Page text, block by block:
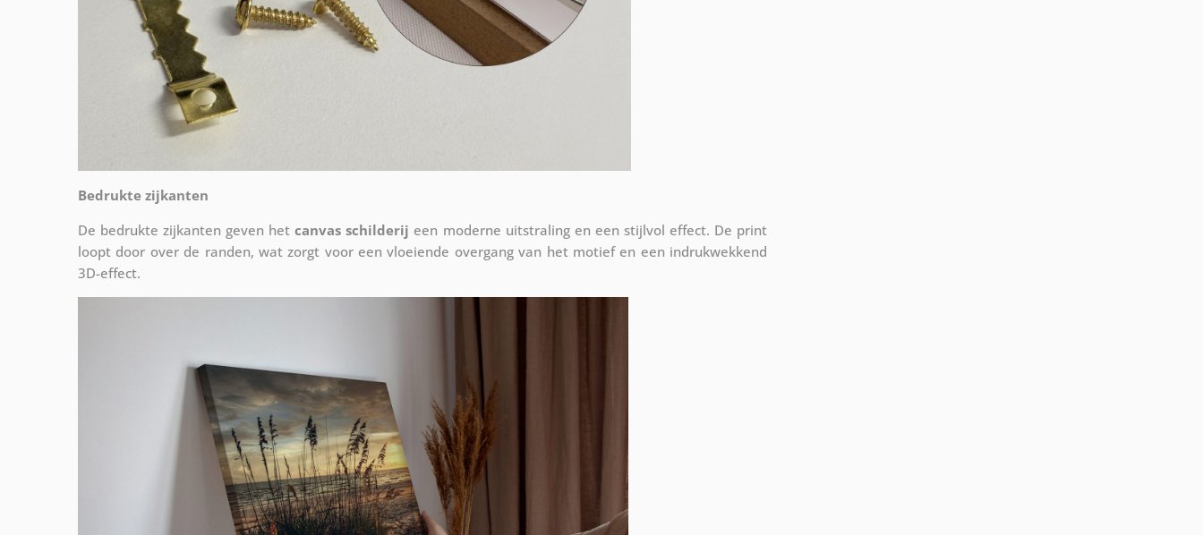
Bedrukte zijkanten
De bedrukte zijkanten geven hetcanvas schilderij een moderne uitstraling en een stijlvol effect. De print
loopt door over de randen, wat zorgt voor een vloeiende overgang van het motief en een indrukwekkend
3D-effect.